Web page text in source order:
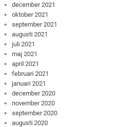
december 2021
oktober 2021
september 2021
augusti 2021
juli 2021
maj 2021
april 2021
februari 2021
januari 2021
december 2020
november 2020
september 2020
augusti 2020